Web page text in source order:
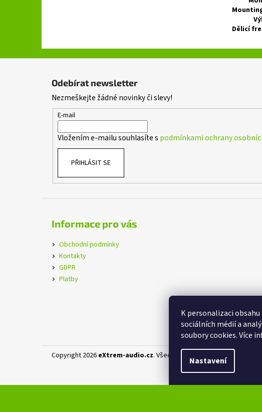
K personalizaci
sociálních médií a
soubory cookies. Více
Nastavení
Dělicí
Odebírat newsletter
Nezmeškejte žádné novinky či slevy!
E-mail
Vložením e-mailu souhlasíte s podmínkami ochrany
PŘIHLÁSIT SE
Informace pro vás
Obchodní podmínky
Kontakty
GDPR
Platby
Copyright 2026 eXtrem-audio.cz. Všechna práva vyhrazena.